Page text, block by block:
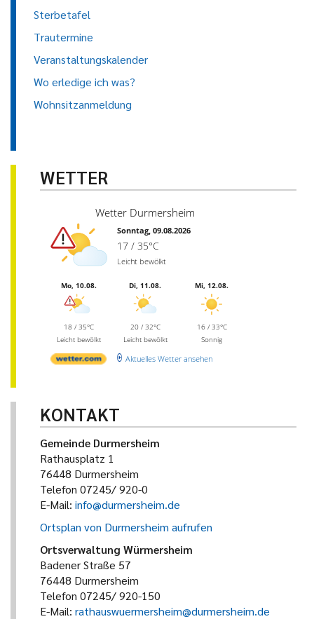
Sterbetafel
Trautermine
Veranstaltungskalender
Wo erledige ich was?
Wohnsitzanmeldung
WETTER
Wetter Durmersheim
Sonntag, 09.08.2026
17 / 35°C
Leicht bewölkt
Mo, 10.08.
18 / 35°C
Leicht bewölkt
Di, 11.08.
20 / 32°C
Leicht bewölkt
Mi, 12.08.
16 / 33°C
Sonnig
Aktuelles Wetter ansehen
KONTAKT
Gemeinde Durmersheim
Rathausplatz 1
76448 Durmersheim
Telefon 07245/ 920-0
E-Mail: info@durmersheim.de
Ortsplan von Durmersheim aufrufen
Ortsverwaltung Würmersheim
Badener Straße 57
76448 Durmersheim
Telefon 07245/ 920-150
E-Mail: rathauswuermersheim@durmersheim.de